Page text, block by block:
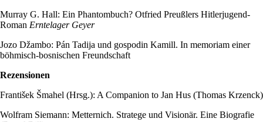
Murray G. Hall: Ein Phantombuch? Otfried Preußlers Hitlerjugend-
Roman Erntelager Geyer
Jozo Džambo: Pán Tadija und gospodin Kamill. In memoriam einer
böhmisch-bosnischen Freundschaft
Rezensionen
František Šmahel (Hrsg.): A Companion to Jan Hus (Thomas Krzenck)
Wolfram Siemann: Metternich. Stratege und Visionär. Eine Biografie